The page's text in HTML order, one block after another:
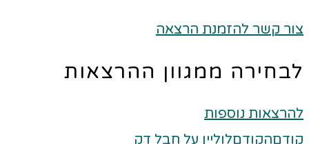
צור קשר להזמנת הרצאה
לבחירה ממגוון ההרצאות
להרצאות נוספות
קודםהקודםלוליין על חבל דק